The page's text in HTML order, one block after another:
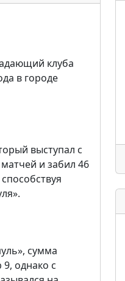
клуба
в городе
выступал с
и забил 46
сумма
однако с